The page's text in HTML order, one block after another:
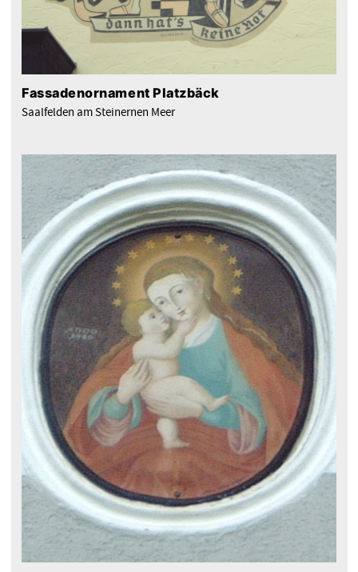
Fassadenornament Platzbäck
Saalfelden am Steinernen Meer